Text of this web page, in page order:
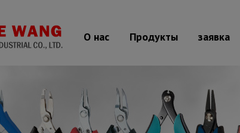
О нас Продукты заявка